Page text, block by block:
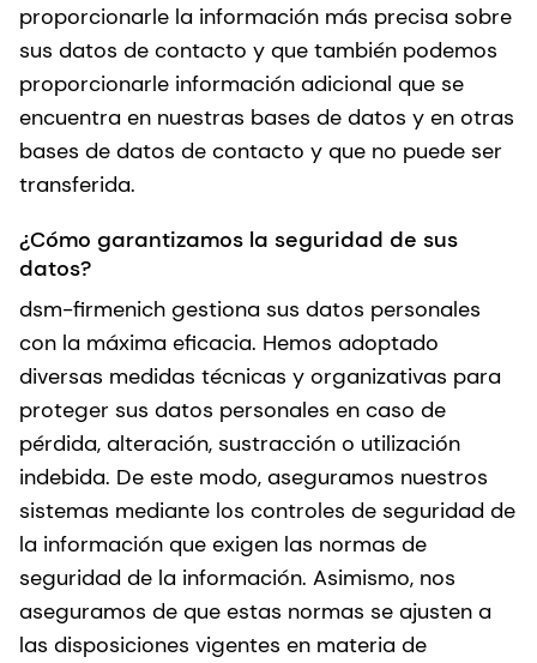
proporcionarle la información más precisa sobre
sus datos de contacto y que también podemos
proporcionarle información adicional que se
encuentra en nuestras bases de datos y en otras
bases de datos de contacto y que no puede ser
transferida.
¿Cómo garantizamos la seguridad de sus
datos?
dsm-firmenich gestiona sus datos personales
con la máxima eficacia. Hemos adoptado
diversas medidas técnicas y organizativas para
proteger sus datos personales en caso de
pérdida, alteración, sustracción o utilización
indebida. De este modo, aseguramos nuestros
sistemas mediante los controles de seguridad de
la información que exigen las normas de
seguridad de la información. Asimismo, nos
aseguramos de que estas normas se ajusten a
las disposiciones vigentes en materia de